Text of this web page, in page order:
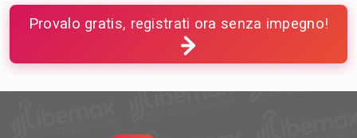
Provalo gratis, registrati ora senza impegno!